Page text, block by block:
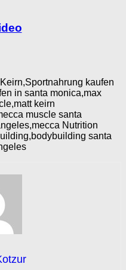
kaufen
in santa monica,max
keirn
muscle santa
Nutrition
santa